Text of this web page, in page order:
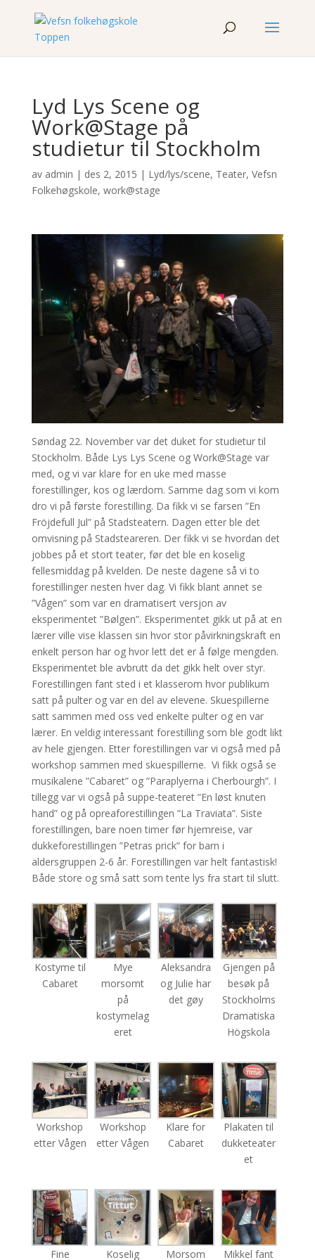
Lyd Lys Scene og
Work@Stage på
studietur til Stockholm
av admin | des 2, 2015 | Lyd/lys/scene, Teater, Vefsn
Folkehøgskole, work@stage
Søndag 22. November var det duket for studietur til
Stockholm. Både Lys Lys Scene og Work@Stage var
med, og vi var klare for en uke med masse
forestillinger, kos og lærdom. Samme dag som vi kom
dro vi på første forestilling. Da fikk vi se farsen ”En
Fröjdefull Jul” på Stadsteatern. Dagen etter ble det
omvisning på Stadsteareren. Der fikk vi se hvordan det
jobbes på et stort teater, før det ble en koselig
fellesmiddag på kvelden. De neste dagene så vi to
forestillinger nesten hver dag. Vi fikk blant annet se
”Vågen” som var en dramatisert versjon av
eksperimentet ”Bølgen”. Eksperimentet gikk ut på at en
lærer ville vise klassen sin hvor stor påvirkningskraft en
enkelt person har og hvor lett det er å følge mengden.
Eksperimentet ble avbrutt da det gikk helt over styr.
Forestillingen fant sted i et klasserom hvor publikum
satt på pulter og var en del av elevene. Skuespillerne
satt sammen med oss ved enkelte pulter og en var
lærer. En veldig interessant forestilling som ble godt likt
av hele gjengen. Etter forestillingen var vi også med på
workshop sammen med skuespillerne. Vi fikk også se
musikalene ”Cabaret” og ”Paraplyerna i Cherbourgh”. I
tillegg var vi også på suppe-teateret ”En løst knuten
hand” og på opreaforestillingen ”La Traviata”. Siste
forestillingen, bare noen timer før hjemreise, var
dukkeforestillingen ”Petras prick” for barn i
aldersgruppen 2-6 år. Forestillingen var helt fantastisk!
Både store og små satt som tente lys fra start til slutt.
Kostyme til
Cabaret
Mye
morsomt
på
kostymelag
eret
Aleksandra
og Julie har
det gøy
Gjengen på
besøk på
Stockholms
Dramatiska
Högskola
Workshop
etter Vågen
Workshop
etter Vågen
Klare for
Cabaret
Plakaten til
dukketeater
et
Fine Koselig Morsom Mikkel fant